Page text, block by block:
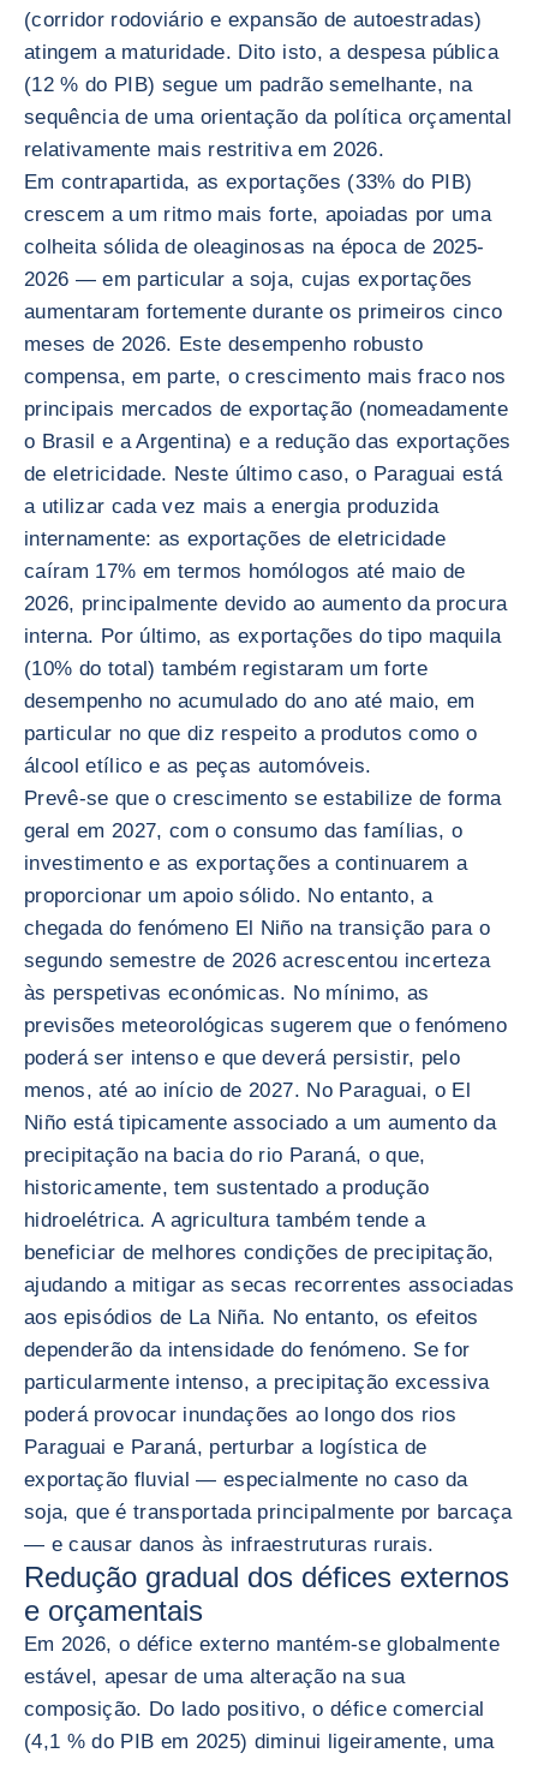
(corridor rodoviário e expansão de autoestradas)
atingem a maturidade. Dito isto, a despesa pública
(12 % do PIB) segue um padrão semelhante, na
sequência de uma orientação da política orçamental
relativamente mais restritiva em 2026.
Em contrapartida, as exportações (33% do PIB)
crescem a um ritmo mais forte, apoiadas por uma
colheita sólida de oleaginosas na época de 2025-
2026 — em particular a soja, cujas exportações
aumentaram fortemente durante os primeiros cinco
meses de 2026. Este desempenho robusto
compensa, em parte, o crescimento mais fraco nos
principais mercados de exportação (nomeadamente
o Brasil e a Argentina) e a redução das exportações
de eletricidade. Neste último caso, o Paraguai está
a utilizar cada vez mais a energia produzida
internamente: as exportações de eletricidade
caíram 17% em termos homólogos até maio de
2026, principalmente devido ao aumento da procura
interna. Por último, as exportações do tipo maquila
(10% do total) também registaram um forte
desempenho no acumulado do ano até maio, em
particular no que diz respeito a produtos como o
álcool etílico e as peças automóveis.
Prevê-se que o crescimento se estabilize de forma
geral em 2027, com o consumo das famílias, o
investimento e as exportações a continuarem a
proporcionar um apoio sólido. No entanto, a
chegada do fenómeno El Niño na transição para o
segundo semestre de 2026 acrescentou incerteza
às perspetivas económicas. No mínimo, as
previsões meteorológicas sugerem que o fenómeno
poderá ser intenso e que deverá persistir, pelo
menos, até ao início de 2027. No Paraguai, o El
Niño está tipicamente associado a um aumento da
precipitação na bacia do rio Paraná, o que,
historicamente, tem sustentado a produção
hidroelétrica. A agricultura também tende a
beneficiar de melhores condições de precipitação,
ajudando a mitigar as secas recorrentes associadas
aos episódios de La Niña. No entanto, os efeitos
dependerão da intensidade do fenómeno. Se for
particularmente intenso, a precipitação excessiva
poderá provocar inundações ao longo dos rios
Paraguai e Paraná, perturbar a logística de
exportação fluvial — especialmente no caso da
soja, que é transportada principalmente por barcaça
— e causar danos às infraestruturas rurais.
Redução gradual dos défices externos
e orçamentais
Em 2026, o défice externo mantém-se globalmente
estável, apesar de uma alteração na sua
composição. Do lado positivo, o défice comercial
(4,1 % do PIB em 2025) diminui ligeiramente, uma